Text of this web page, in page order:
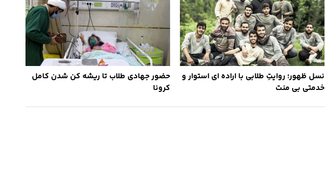
نسل ظهور؛ روایتِ طلابی با اراده ای استوار و
خدمتی بی منت
حضور جهادی طلاب تا ریشه کن شدن کامل
کرونا